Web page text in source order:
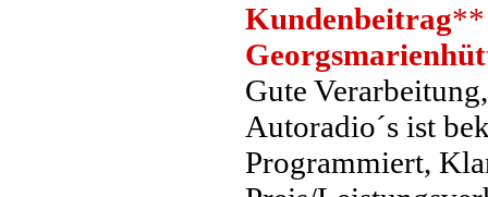
Kundenbeitrag**
Gute
Autoradio´s ist
Programmiert,